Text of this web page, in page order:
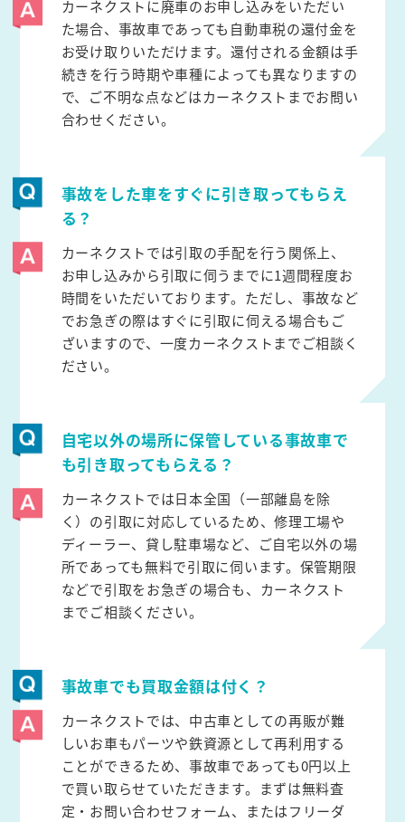
カーネクストに廃車のお申し込みをいただい
た場合、事故車であっても自動車税の還付金を
お受け取りいただけます。還付される金額は手
続きを行う時期や車種によっても異なりますの
で、ご不明な点などはカーネクストまでお問い
合わせください。
事故をした車をすぐに引き取ってもらえ
る？
カーネクストでは引取の手配を行う関係上、
お申し込みから引取に伺うまでに1週間程度お
時間をいただいております。ただし、事故など
でお急ぎの際はすぐに引取に伺える場合もご
ざいますので、一度カーネクストまでご相談く
ださい。
自宅以外の場所に保管している事故車で
も引き取ってもらえる？
カーネクストでは日本全国（一部離島を除
く）の引取に対応しているため、修理工場や
ディーラー、貸し駐車場など、ご自宅以外の場
所であっても無料で引取に伺います。保管期限
などで引取をお急ぎの場合も、カーネクスト
までご相談ください。
事故車でも買取金額は付く？
カーネクストでは、中古車としての再販が難
しいお車もパーツや鉄資源として再利用する
ことができるため、事故車であっても0円以上
で買い取らせていただきます。まずは無料査
定・お問い合わせフォーム、またはフリーダ